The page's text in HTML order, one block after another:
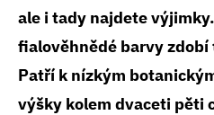
ale i tady najdete
fialověhnědé barvy
Patří k nízkým
výšky kolem dvaceti pěti